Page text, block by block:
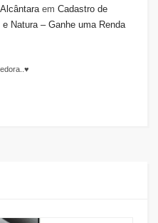
emCadastro de
e Natura – Ganhe uma Renda